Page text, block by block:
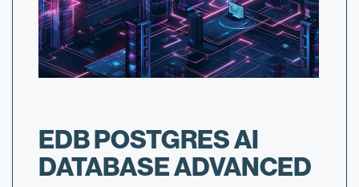
EDB POSTGRES AI
DATABASE ADVANCED